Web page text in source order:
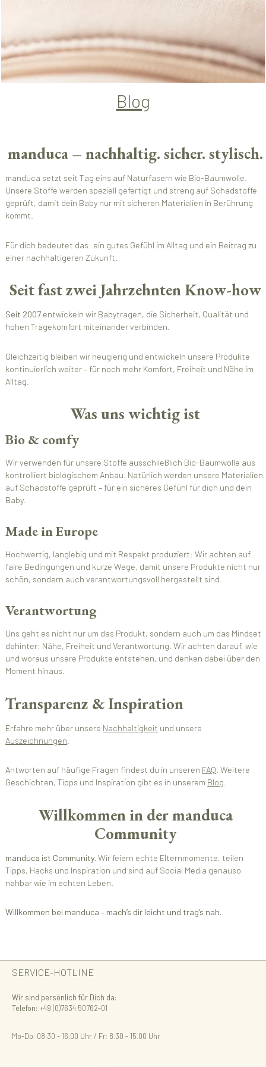
Blog
manduca – nachhaltig. sicher. stylisch.
manduca setzt seit Tag eins auf Naturfasern wie Bio-Baumwolle.
Unsere Stoffe werden speziell gefertigt und streng auf Schadstoffe
geprüft, damit dein Baby nur mit sicheren Materialien in Berührung
kommt.
Für dich bedeutet das: ein gutes Gefühl im Alltag und ein Beitrag zu
einer nachhaltigeren Zukunft.
Seit fast zwei Jahrzehnten Know-how
Seit 2007 entwickeln wir Babytragen, die Sicherheit, Qualität und
hohen Tragekomfort miteinander verbinden.
Gleichzeitig bleiben wir neugierig und entwickeln unsere Produkte
kontinuierlich weiter – für noch mehr Komfort, Freiheit und Nähe im
Alltag.
Was uns wichtig ist
Bio & comfy
Wir verwenden für unsere Stoffe ausschließlich Bio-Baumwolle aus
kontrolliert biologischem Anbau. Natürlich werden unsere Materialien
auf Schadstoffe geprüft – für ein sicheres Gefühl für dich und dein
Baby.
Made in Europe
Hochwertig, langlebig und mit Respekt produziert: Wir achten auf
faire Bedingungen und kurze Wege, damit unsere Produkte nicht nur
schön, sondern auch verantwortungsvoll hergestellt sind.
Verantwortung
Uns geht es nicht nur um das Produkt, sondern auch um das Mindset
dahinter: Nähe, Freiheit und Verantwortung. Wir achten darauf, wie
und woraus unsere Produkte entstehen, und denken dabei über den
Moment hinaus.
Transparenz & Inspiration
Erfahre mehr über unsere Nachhaltigkeit und unsere
Auszeichnungen
Antworten auf häufige Fragen findest du in unseren FAQ. Weitere
Geschichten, Tipps und Inspiration gibt es in unserem Blog.
Willkommen in der manduca
Community
manduca ist Community. Wir feiern echte Elternmomente, teilen
Tipps, Hacks und Inspiration und sind auf Social Media genauso
nahbar wie im echten Leben.
Willkommen bei manduca – mach’s dir leicht und trag’s nah.
SERVICE-HOTLINE
Wir sind persönlich für Dich da:
Telefon: +49 (0)7634 50762-01
Mo-Do: 08:30 - 16:00 Uhr / Fr: 8:30 - 15.00 Uhr